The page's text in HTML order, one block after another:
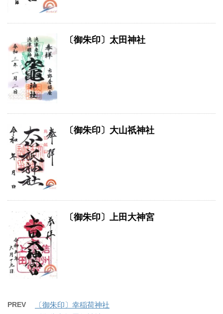
〔御朱印〕太田神社
〔御朱印〕大山祇神社
〔御朱印〕上田大神宮
PREV 〔御朱印〕幸稲荷神社